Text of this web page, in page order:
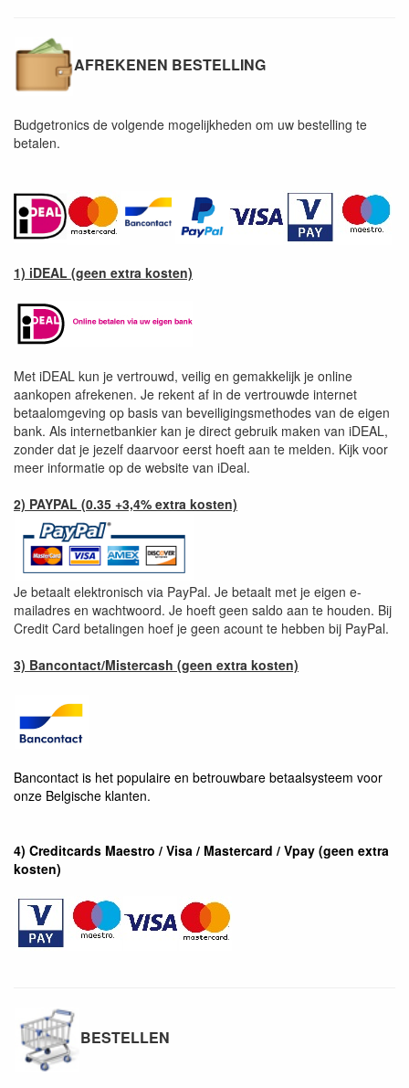
AFREKENEN BESTELLING
Budgetronics de volgende mogelijkheden om uw bestelling te
betalen.
1) iDEAL (geen extra kosten)
Met iDEAL kun je vertrouwd, veilig en gemakkelijk je online
aankopen afrekenen. Je rekent af in de vertrouwde internet
betaalomgeving op basis van beveiligingsmethodes van de eigen
bank. Als internetbankier kan je direct gebruik maken van iDEAL,
zonder dat je jezelf daarvoor eerst hoeft aan te melden. Kijk voor
meer informatie op de website van iDeal.
2) PAYPAL (0.35 +3,4% extra kosten)
Je betaalt elektronisch via PayPal. Je betaalt met je eigen e-
mailadres en wachtwoord. Je hoeft geen saldo aan te houden. Bij
Credit Card betalingen hoef je geen acount te hebben bij PayPal.
3) Bancontact/Mistercash (geen extra kosten)
Bancontact is het populaire en betrouwbare betaalsysteem voor
onze Belgische klanten.
4) Creditcards Maestro / Visa / Mastercard / Vpay (geen extra
kosten)
BESTELLEN